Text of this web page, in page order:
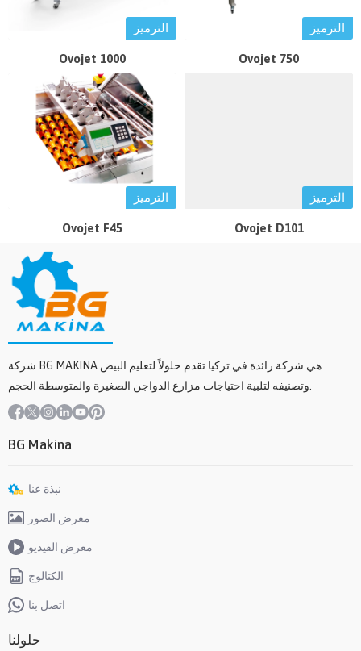
الترميز
Ovojet 1000
الترميز
Ovojet 750
الترميز
Ovojet F45
الترميز
Ovojet D101
شركة BG MAKINA هي شركة رائدة في تركيا تقدم حلولاً لتعليم البيض
BG Makina
نبذة عنا
معرض الصور
معرض الفيديو
الكتالوج
اتصل بنا
حلولنا